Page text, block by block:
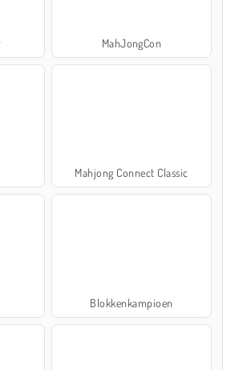
MahJongCon
Mahjong Connect Classic
Blokkenkampioen